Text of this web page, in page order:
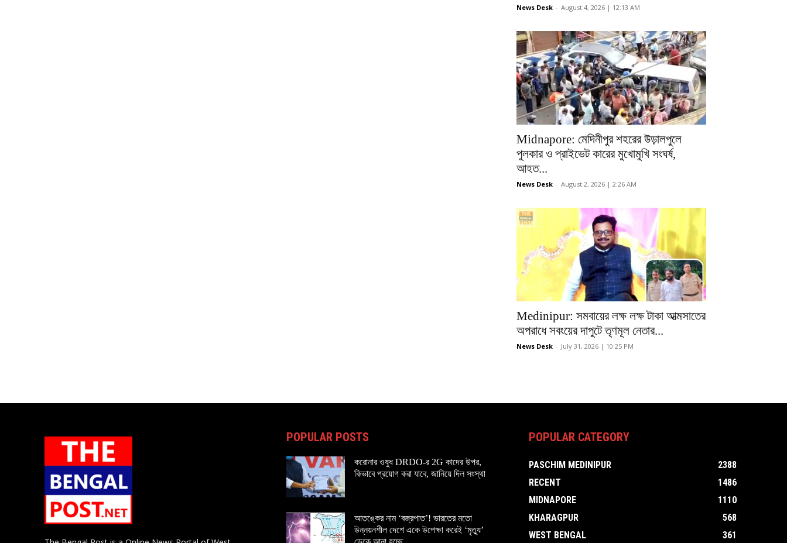
News Desk - August 4, 2026 | 12:13 AM
Midnapore: মেদিনীপুর শহরের উড়ালপুলে
পুলকার ও প্রাইভেট কারের মুখোমুখি সংঘর্ষ,
আহত...
News Desk - August 2, 2026 | 2:26 AM
Medinipur: সমবায়ের লক্ষ লক্ষ টাকা আত্মসাতের
অপরাধে সবংয়ের দাপুটে তৃণমূল নেতার...
News Desk - July 31, 2026 | 10:25 PM
POPULAR POSTS
করোনার ওষুধ DRDO-র 2G কাদের উপর,
কিভাবে প্রয়োগ করা যাবে, জানিয়ে দিল সংস্থা
আতঙ্কের নাম ‘বজ্রপাত’! ভারতের মতো
উন্নয়নশীল দেশে একে উপেক্ষা করেই ‘মৃত্যু’
POPULAR CATEGORY
PASCHIM MEDINIPUR
2388
RECENT
1486
MIDNAPORE
1110
KHARAGPUR
568
WEST BENGAL
361